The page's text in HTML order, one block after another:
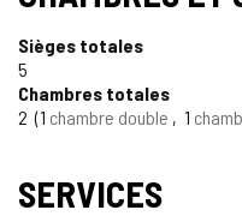
DE
TOURISME
DE
Sièges totales
5
Chambres totales
2
1 chambre double 1
SERVICES